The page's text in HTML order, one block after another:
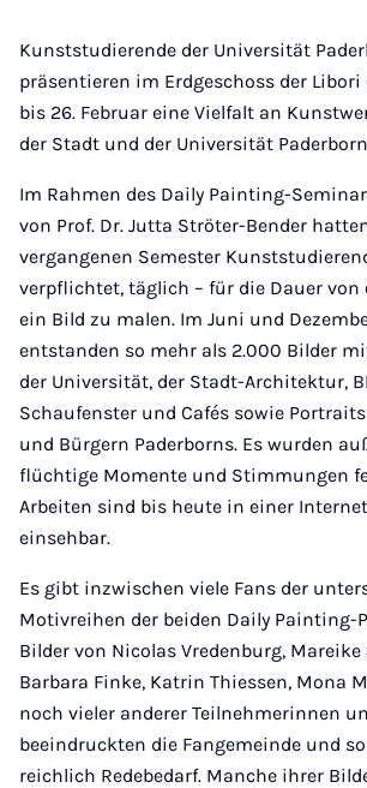
Kunststudierende der Universität
präsentieren im Erdgeschoss der Libori
bis 26. Februar eine Vielfalt an
der Stadt und der Universität
Im Rahmen des Daily Painting-
von Prof. Dr. Jutta Ströter-Bender
vergangenen Semester
verpflichtet, täglich – für die Dauer von
ein Bild zu malen. Im Juni und
entstanden so mehr als 2.000 Bilder
der Universität, der Stadt-Architektur,
Schaufenster und Cafés sowie
und Bürgern Paderborns. Es wurden
flüchtige Momente und Stimmungen
Arbeiten sind bis heute in einer
einsehbar.
Es gibt inzwischen viele Fans der
Motivreihen der beiden Daily Painting-
Bilder von Nicolas Vredenburg,
Barbara Finke, Katrin Thiessen, Mona
noch vieler anderer Teilnehmerinnen
beeindruckten die Fangemeinde und
reichlich Redebedarf. Manche ihrer